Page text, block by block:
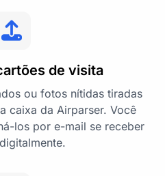
de visita
ou fotos nítidas tiradas
caixa da Airparser. Você
los por e-mail se receber